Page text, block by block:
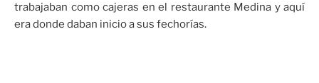
trabajaban como cajeras en el restaurante Medina y aquí
era donde daban inicio a sus fechorías.